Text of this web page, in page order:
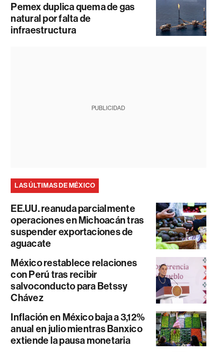
Pemex duplica quema de gas
natural por falta de
infraestructura
PUBLICIDAD
LAS ÚLTIMAS DE MÉXICO
EE.UU. reanuda parcialmente
operaciones en Michoacán tras
suspender exportaciones de
aguacate
México restablece relaciones
con Perú tras recibir
salvoconducto para Betssy
Chávez
Inflación en México baja a 3,12%
anual en julio mientras Banxico
extiende la pausa monetaria